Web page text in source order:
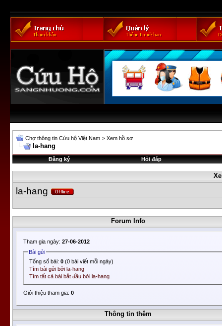
Chợ thông tin Cứu hộ Việt Nam > Xem hồ sơ
la-hang
Đăng ký Hỏi đáp
la-hang
Forum Info
Tham gia ngày: 27-06-2012
Bài gửi
Tổng số bài:0 (0 bài viết mỗi ngày)
Tìm bài gửi bởi la-hang
Tìm tất cả bài bắt đầu bởi la-hang
Giới thiệu tham gia: 0
Thông tin thêm